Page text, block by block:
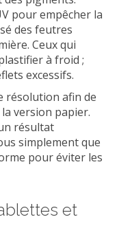
pour empêcher la
des feutres
Ceux qui
à froid ;
excessifs.
résolution afin de
version papier.
résultat
simplement que
pour éviter les
et